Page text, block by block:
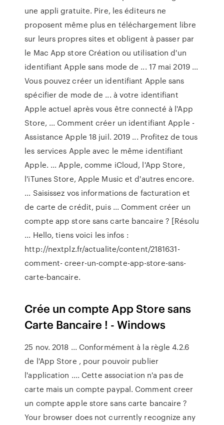
une appli gratuite. Pire, les éditeurs ne
proposent même plus en téléchargement libre
sur leurs propres sites et obligent à passer par
le Mac App store Création ou utilisation d'un
identifiant Apple sans mode de ... 17 mai 2019 ...
Vous pouvez créer un identifiant Apple sans
spécifier de mode de ... à votre identifiant
Apple actuel après vous être connecté à l'App
Store, ... Comment créer un identifiant Apple -
Assistance Apple 18 juil. 2019 ... Profitez de tous
les services Apple avec le même identifiant
Apple. ... Apple, comme iCloud, l'App Store,
l'iTunes Store, Apple Music et d'autres encore.
... Saisissez vos informations de facturation et
de carte de crédit, puis ... Comment créer un
compte app store sans carte bancaire ? [Résolu
... Hello, tiens voici les infos :
http://nextplz.fr/actualite/content/2181631-
comment- creer-un-compte-app-store-sans-
carte-bancaire.
Crée un compte App Store sans
Carte Bancaire ! - Windows
25 nov. 2018 ... Conformément à la règle 4.2.6
de l'App Store , pour pouvoir publier
l'application .... Cette association n'a pas de
carte mais un compte paypal. Comment creer
un compte apple store sans carte bancaire ?
Your browser does not currently recognize any